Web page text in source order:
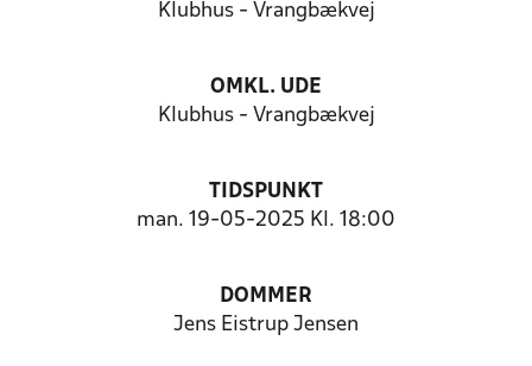
Klubhus - Vrangbækvej
OMKL. UDE
Klubhus - Vrangbækvej
TIDSPUNKT
man. 19-05-2025 Kl. 18:00
DOMMER
Jens Eistrup Jensen